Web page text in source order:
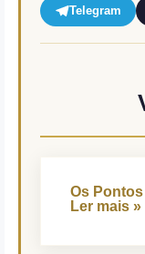
Telegram
Os
Ler mais »